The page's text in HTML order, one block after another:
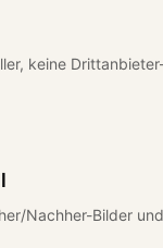
keine
Nachher-Bilder